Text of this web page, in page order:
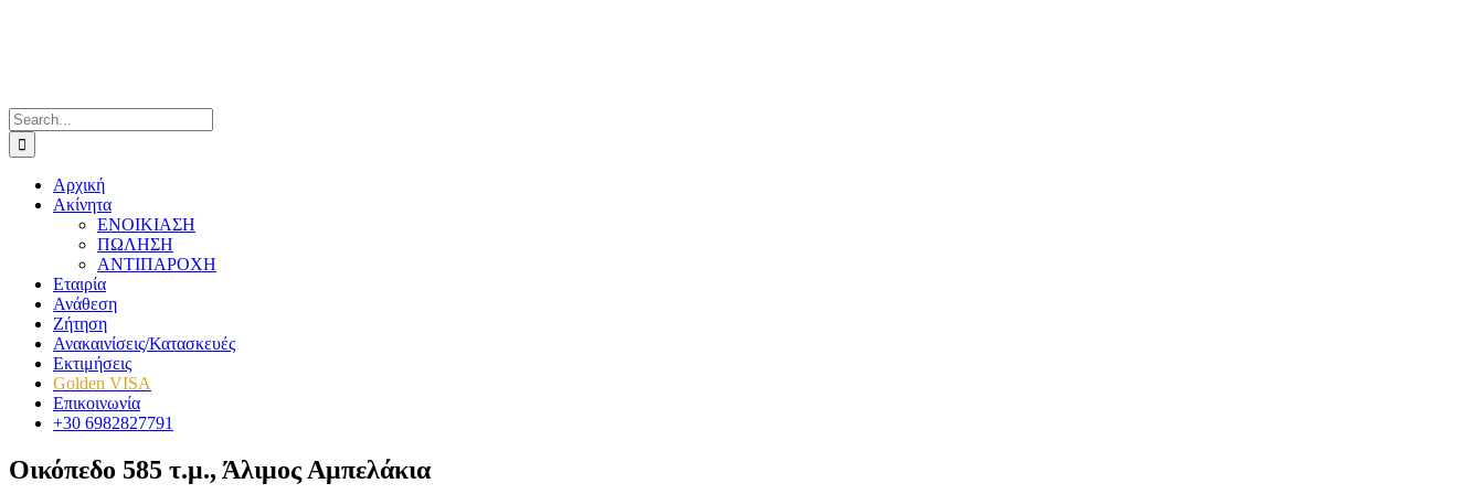
Search for:
Αρχική
Ακίνητα
ΕΝΟΙΚΙΑΣΗ
ΠΩΛΗΣΗ
ΑΝΤΙΠΑΡΟΧΗ
Εταιρία
Ανάθεση
Ζήτηση
Ανακαινίσεις/Κατασκευές
Εκτιμήσεις
Golden VISA
Επικοινωνία
+30 6982827791
Οικόπεδο 585 τ.μ., Άλιμος Αμπελάκια